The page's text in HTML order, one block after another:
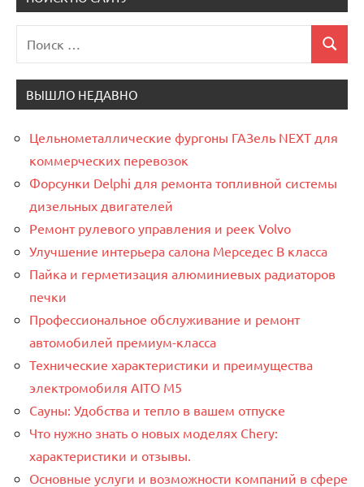
для:
Поиск
ВЫШЛО НЕДАВНО
Цельнометаллические фургоны ГАЗель NEXT для
коммерческих перевозок
Форсунки Delphi для ремонта топливной системы
дизельных двигателей
Ремонт рулевого управления и реек Volvo
Улучшение интерьера салона Мерседес В класса
Пайка и герметизация алюминиевых радиаторов
печки
Профессиональное обслуживание и ремонт
автомобилей премиум-класса
Технические характеристики и преимущества
электромобиля AITO M5
Сауны: Удобства и тепло в вашем отпуске
Что нужно знать о новых моделях Chery:
характеристики и отзывы.
Основные услуги и возможности компаний в сфере